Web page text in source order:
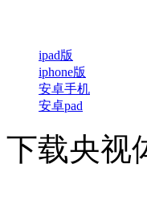
ipad版
iphone版
安卓手机
安卓pad
下载央视